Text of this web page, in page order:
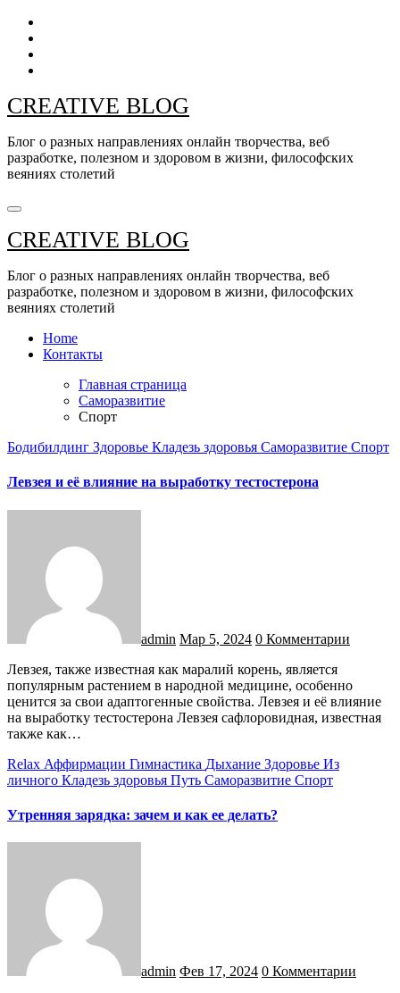
Перейти
содержанию
CREATIVE BLOG
Блог о разных направлениях онлайн творчества, веб
разработке, полезном и здоровом в жизни, философских
веяниях столетий
CREATIVE BLOG
Блог о разных направлениях онлайн творчества, веб
разработке, полезном и здоровом в жизни, философских
веяниях столетий
Home
Контакты
Главная страница
Саморазвитие
Спорт
Бодибилдинг Здоровье Кладезь здоровья Саморазвитие Спорт
Левзея и её влияние на выработку тестостерона
admin Мар 5, 2024 0 Комментарии
Левзея, также известная как маралий корень, является
популярным растением в народной медицине, особенно
ценится за свои адаптогенные свойства. Левзея и её влияние
на выработку тестостерона Левзея сафлоровидная, известная
также как…
Relax Аффирмации Гимнастика Дыхание Здоровье Из
личного Кладезь здоровья Путь Саморазвитие Спорт
Утренняя зарядка: зачем и как ее делать?
admin Фев 17, 2024 0 Комментарии